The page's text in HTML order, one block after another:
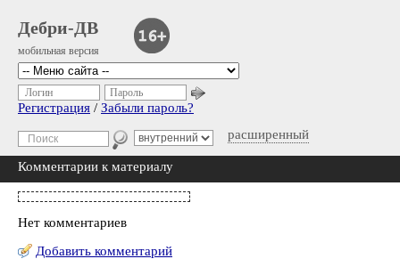
Дебри-ДВ
мобильная версия
расширенный
Логин Пароль
Регистрация / Забыли пароль?
Комментарии к материалу
Нет комментариев
Добавить комментарий